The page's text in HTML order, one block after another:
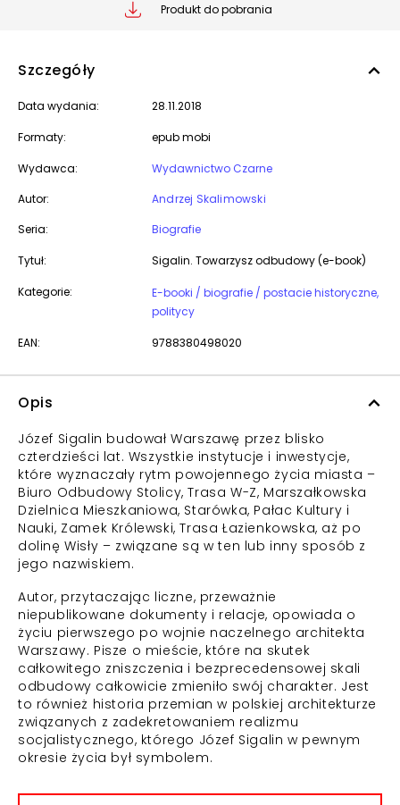
Produkt do pobrania
Szczegóły
Data wydania: 28.11.2018
Formaty: epub mobi
Wydawca:
Wydawnictwo Czarne
Autor:
Andrzej Skalimowski
Seria:
Biografie
Tytuł: Sigalin. Towarzysz odbudowy (e-book)
Kategorie:
E-booki / biografie / postacie historyczne,
politycy
EAN: 9788380498020
Opis
Józef Sigalin budował Warszawę przez blisko
czterdzieści lat. Wszystkie instytucje i inwestycje,
które wyznaczały rytm powojennego życia miasta –
Biuro Odbudowy Stolicy, Trasa W-Z, Marszałkowska
Dzielnica Mieszkaniowa, Starówka, Pałac Kultury i
Nauki, Zamek Królewski, Trasa Łazienkowska, aż po
dolinę Wisły – związane są w ten lub inny sposób z
jego nazwiskiem.
Autor, przytaczając liczne, przeważnie
niepublikowane dokumenty i relacje, opowiada o
życiu pierwszego po wojnie naczelnego architekta
Warszawy. Pisze o mieście, które na skutek
całkowitego zniszczenia i bezprecedensowej skali
odbudowy całkowicie zmieniło swój charakter. Jest
to również historia przemian w polskiej architekturze
związanych z zadekretowaniem realizmu
socjalistycznego, którego Józef Sigalin w pewnym
okresie życia był symbolem.